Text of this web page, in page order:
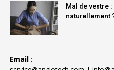
Mal de ventre
naturellement
Email :